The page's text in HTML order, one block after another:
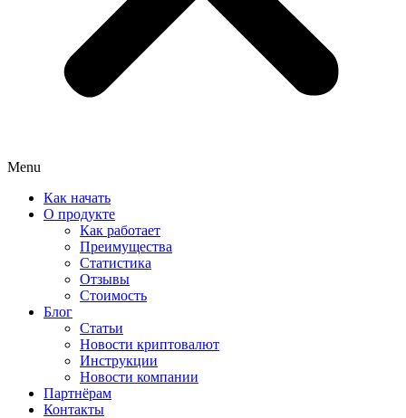
Menu
Как начать
О продукте
Как работает
Преимущества
Статистика
Отзывы
Стоимость
Блог
Статьи
Новости криптовалют
Инструкции
Новости компании
Партнёрам
Контакты